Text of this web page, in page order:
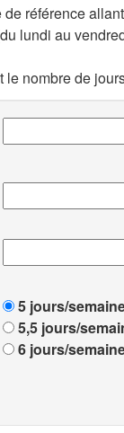
référence
lundi au
nombre de
5 jours/
5,5 jours/
6 jours/